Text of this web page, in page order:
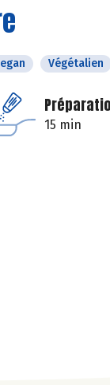
Végétalien
15 min